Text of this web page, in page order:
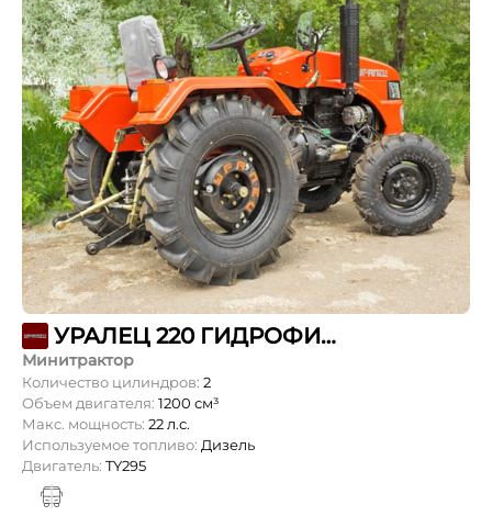
УРАЛЕЦ 220 ГИДРОФИЦИРОВАННЫЙ
Минитрактор
Количество цилиндров: 2
Объем двигателя: 1200 см³
Макс. мощность: 22 л.с.
Используемое топливо: Дизель
Двигатель: TY295